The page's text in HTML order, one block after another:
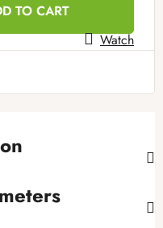
TO CART
Watch